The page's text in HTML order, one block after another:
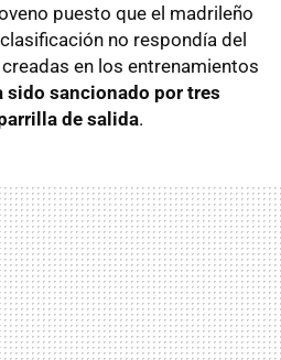
puesto que el madrileño
no respondía del
en los entrenamientos
sido sancionado por tres
de salida.